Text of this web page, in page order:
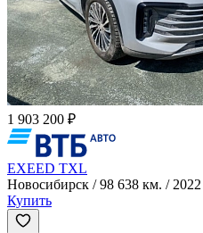
1 903 200 ₽
EXEED TXL
Новосибирск / 98 638 км. / 2022
Купить